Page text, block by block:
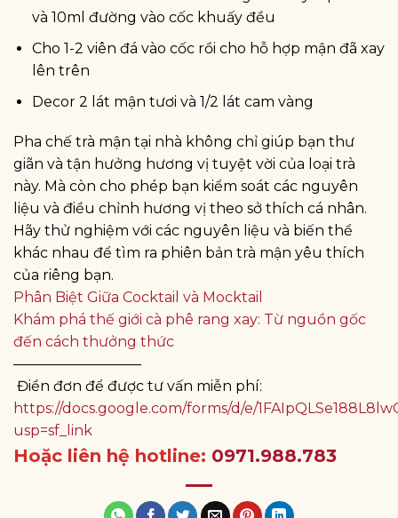
và 10ml đường vào cốc khuấy đều
Cho 1-2 viên đá vào cốc rồi cho hỗ hợp mận đã xay
lên trên
Decor 2 lát mận tươi và 1/2 lát cam vàng
Pha chế trà mận tại nhà không chỉ giúp bạn thư
giãn và tận hưởng hương vị tuyệt vời của loại trà
này. Mà còn cho phép bạn kiểm soát các nguyên
liệu và điều chỉnh hương vị theo sở thích cá nhân.
Hãy thử nghiệm với các nguyên liệu và biến thể
khác nhau để tìm ra phiên bản trà mận yêu thích
của riêng bạn.
Phân Biệt Giữa Cocktail và Mocktail
Khám phá thế giới cà phê rang xay: Từ nguồn gốc
đến cách thưởng thức
—————————
Điền đơn để được tư vấn miễn phí:
https://docs.google.com/forms/d/e/
usp=sf_link
Hoặc liên hệ hotline: 0971.988.783